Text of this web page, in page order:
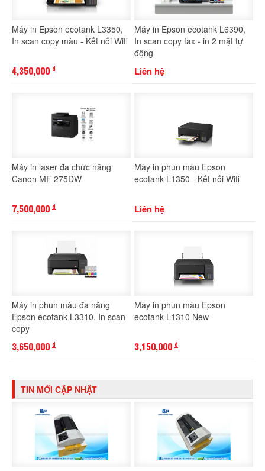
Máy in Epson ecotank L3350,
In scan copy màu - Kết nối Wifi
4,350,000 đ
Máy in Epson ecotank L6390,
In scan copy fax - in 2 mặt tự
động
Liên hệ
Máy in laser đa chức năng
Canon MF 275DW
7,500,000 đ
Máy in phun màu Epson
ecotank L1350 - Kết nối Wifi
Liên hệ
Máy in phun màu đa năng
Epson ecotank L3310, In scan
copy
3,650,000 đ
Máy in phun màu Epson
ecotank L1310 New
3,150,000 đ
TIN MỚI CẬP NHẬT